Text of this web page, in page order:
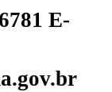
E-